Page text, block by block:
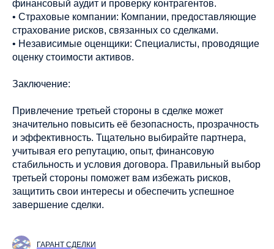
финансовый аудит и проверку контрагентов.
• Страховые компании: Компании, предоставляющие
страхование рисков, связанных со сделками.
• Независимые оценщики: Специалисты, проводящие
оценку стоимости активов.
Заключение:
Привлечение третьей стороны в сделке может
значительно повысить её безопасность, прозрачность
и эффективность. Тщательно выбирайте партнера,
учитывая его репутацию, опыт, финансовую
стабильность и условия договора. Правильный выбор
третьей стороны поможет вам избежать рисков,
защитить свои интересы и обеспечить успешное
завершение сделки.
ГАРАНТ СДЕЛКИ